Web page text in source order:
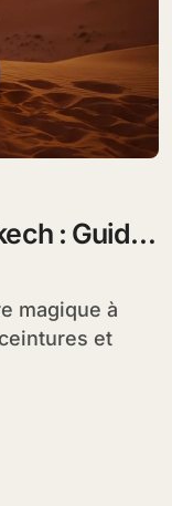
: Guide
et